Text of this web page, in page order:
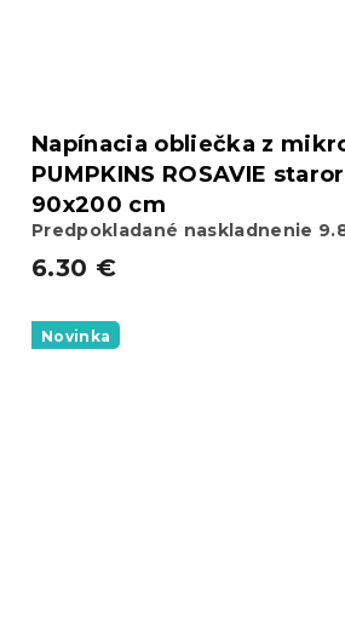
Napínacia obliečka z
PUMPKINS ROSAVIE
90x200 cm
Predpokladané naskladnenie
6.30 €
Novinka